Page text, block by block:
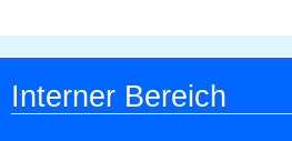
Interner Bereich